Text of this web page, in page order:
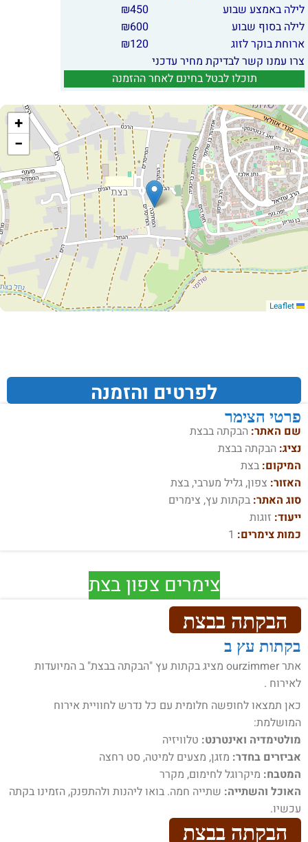
לילה באמצע שבוע 450
₪
לילה בסוף שבוע
600
₪
ארוחת בוקר לזוג
120
₪
צרו עמנו קשר לבדיקת מחיר עדכני
תוכלו לבטל בחינם לאחר ההזמנה
+
−
לפרטים והזמנה
פרטי הצימר
שם האתר: הבקתה בבצת
נציג: הבקתה בבצת
המיקום: בצת
האזור: צפון, גליל מערבי, בצת
סוג האתר: בקתות עץ, צימרים
ייעוד: זוגות
כמות צימרים: 1
צימרים צפון בצת
הבקתה בבצת
בקתות עץ ב
אתר ourzimmer מציג בקתות עץ "הבקתה בבצת" ב המיועדות
לאירוח .
כאן תמצאו לחופשה חלומית עם כל נדרש לחוויית אירוח
המושלמת:
מולטימדיה ואינטרנט: טלוויזיה
אביזרים בחדר: מזגן, מצעים למיטה, סט רחצה
המטבח: מיקרוגל לחימום, מקרר
האוכל והשתייה: שתייה חמה. בואו ליהנות ולהתפנק, הזמינו בקתה
עכשיו.
הבקתה בבצת